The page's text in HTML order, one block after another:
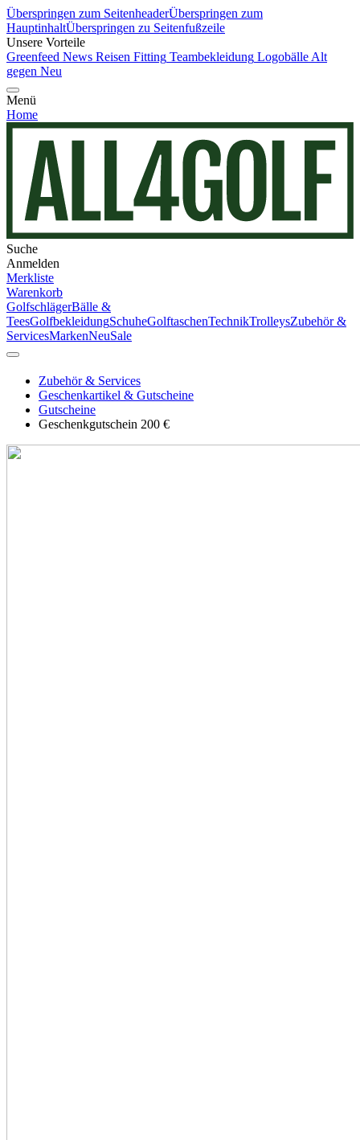
Überspringen zum SeitenheaderÜberspringen zum
HauptinhaltÜberspringen zu Seitenfußzeile
Unsere Vorteile
Greenfeed News Reisen Fitting Teambekleidung Logobälle Alt
gegen Neu
Menü
Home
Suche
Anmelden
Merkliste
Warenkorb
GolfschlägerBälle &
TeesGolfbekleidungSchuheGolftaschenTechnikTrolleysZubehör &
ServicesMarkenNeuSale
Zubehör & Services
Geschenkartikel & Gutscheine
Gutscheine
Geschenkgutschein 200 €